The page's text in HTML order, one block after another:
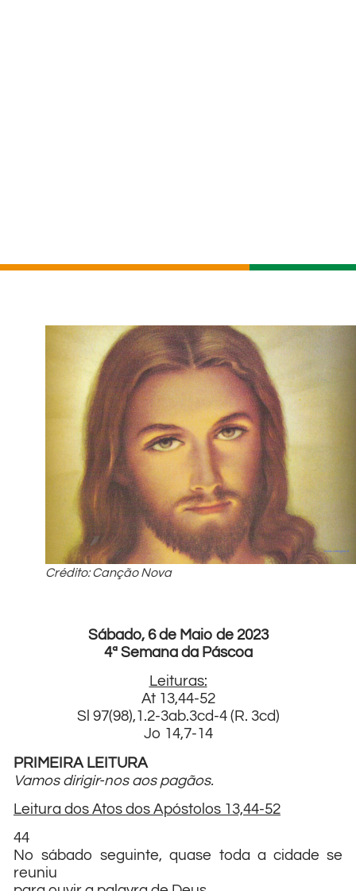
Crédito: Canção Nova
Sábado, 6 de Maio de 2023
4ª Semana da Páscoa
Leituras:
At 13,44-52
Sl 97(98),1.2-3ab.3cd-4 (R. 3cd)
Jo 14,7-14
PRIMEIRA LEITURA
Vamos dirigir-nos aos pagãos.
Leitura dos Atos dos Apóstolos 13,44-52
44
No sábado seguinte, quase toda a cidade se
reuniu